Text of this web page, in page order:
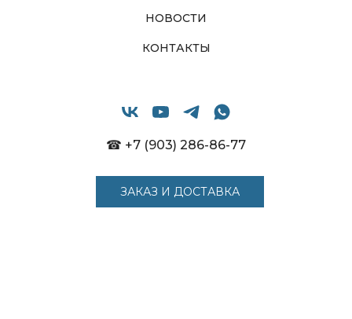
НОВОСТИ
КОНТАКТЫ
☎ +7 (903) 286-86-77
ЗАКАЗ И ДОСТАВКА